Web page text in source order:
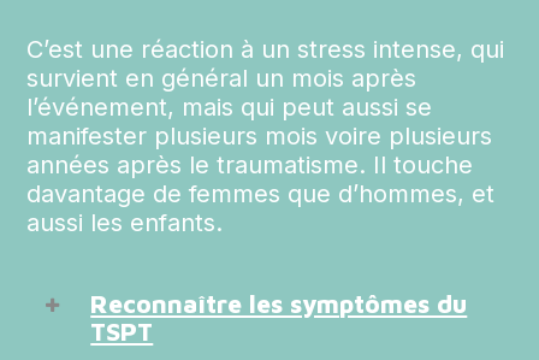
C’est une réaction à un stress intense, qui
survient en général un mois après
l’événement, mais qui peut aussi se
manifester plusieurs mois voire plusieurs
années après le traumatisme. Il touche
davantage de femmes que d’hommes, et
aussi les enfants.
Reconnaître les symptômes du
TSPT